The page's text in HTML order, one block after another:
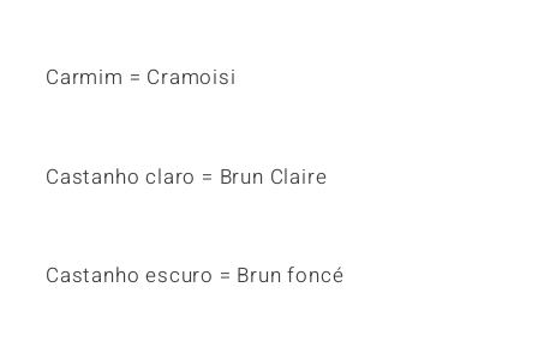
Carmim = Cramoisi
Castanho claro = Brun Claire
Castanho escuro = Brun foncé